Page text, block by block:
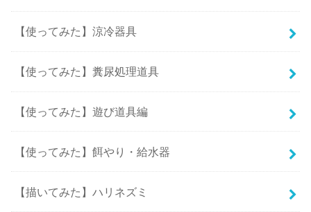
【使ってみた】涼冷器具
【使ってみた】糞尿処理道具
【使ってみた】遊び道具編
【使ってみた】餌やり・給水器
【描いてみた】ハリネズミ